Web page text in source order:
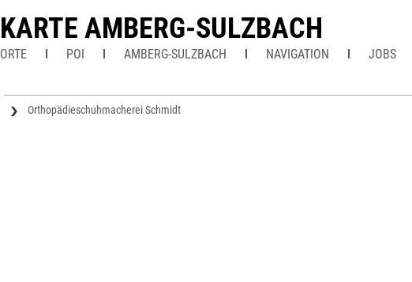
KARTE AMBERG-SULZBACH
ORTE POI AMBERG-SULZBACH NAVIGATION JOBS
Orthopädieschuhmacherei Schmidt